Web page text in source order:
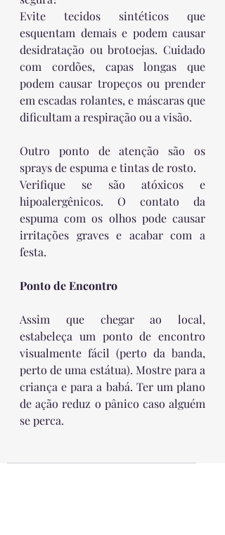
Evite tecidos sintéticos que
esquentam demais e podem causar
desidratação ou brotoejas. Cuidado
com cordões, capas longas que
podem causar tropeços ou prender
em escadas rolantes, e máscaras que
dificultam a respiração ou a visão.
Outro ponto de atenção são os
sprays de espuma e tintas de rosto.
Verifique se são atóxicos e
hipoalergênicos. O contato da
espuma com os olhos pode causar
irritações graves e acabar com a
festa.
Ponto de Encontro
Assim que chegar ao local,
estabeleça um ponto de encontro
visualmente fácil (perto da banda,
perto de uma estátua). Mostre para a
criança e para a babá. Ter um plano
de ação reduz o pânico caso alguém
se perca.